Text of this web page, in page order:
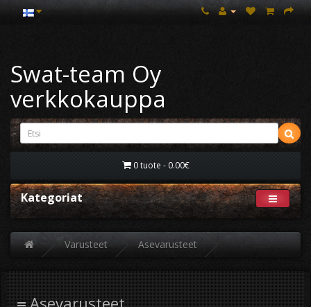
Swat-team Oy
verkkokauppa
0 tuote - 0.00€
Kategoriat
Varusteet Asevarusteet
Asevarusteet